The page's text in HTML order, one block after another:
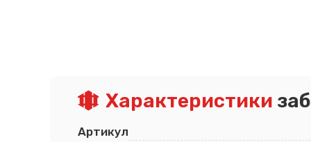
Характеристики
Артикул